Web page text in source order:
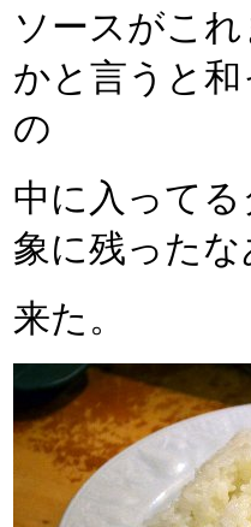
ソースがこ
かと言うと
の
中に入って
象に残った
来た。